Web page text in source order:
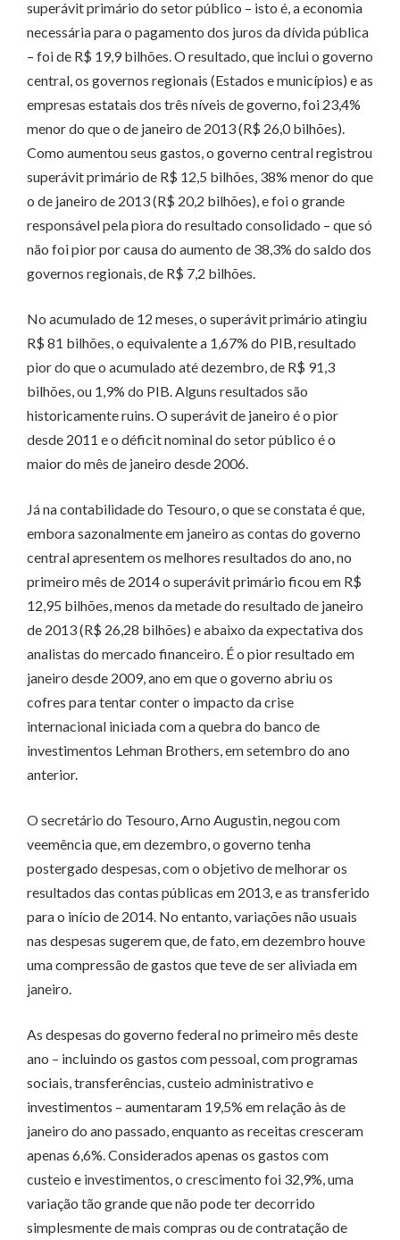
superávit primário do setor público – isto é, a economia
necessária para o pagamento dos juros da dívida pública
– foi de R$ 19,9 bilhões. O resultado, que inclui o governo
central, os governos regionais (Estados e municípios) e as
empresas estatais dos três níveis de governo, foi 23,4%
menor do que o de janeiro de 2013 (R$ 26,0 bilhões).
Como aumentou seus gastos, o governo central registrou
superávit primário de R$ 12,5 bilhões, 38% menor do que
o de janeiro de 2013 (R$ 20,2 bilhões), e foi o grande
responsável pela piora do resultado consolidado – que só
não foi pior por causa do aumento de 38,3% do saldo dos
governos regionais, de R$ 7,2 bilhões.
No acumulado de 12 meses, o superávit primário atingiu
R$ 81 bilhões, o equivalente a 1,67% do PIB, resultado
pior do que o acumulado até dezembro, de R$ 91,3
bilhões, ou 1,9% do PIB. Alguns resultados são
historicamente ruins. O superávit de janeiro é o pior
desde 2011 e o déficit nominal do setor público é o
maior do mês de janeiro desde 2006.
Já na contabilidade do Tesouro, o que se constata é que,
embora sazonalmente em janeiro as contas do governo
central apresentem os melhores resultados do ano, no
primeiro mês de 2014 o superávit primário ficou em R$
12,95 bilhões, menos da metade do resultado de janeiro
de 2013 (R$ 26,28 bilhões) e abaixo da expectativa dos
analistas do mercado financeiro. É o pior resultado em
janeiro desde 2009, ano em que o governo abriu os
cofres para tentar conter o impacto da crise
internacional iniciada com a quebra do banco de
investimentos Lehman Brothers, em setembro do ano
anterior.
O secretário do Tesouro, Arno Augustin, negou com
veemência que, em dezembro, o governo tenha
postergado despesas, com o objetivo de melhorar os
resultados das contas públicas em 2013, e as transferido
para o início de 2014. No entanto, variações não usuais
nas despesas sugerem que, de fato, em dezembro houve
uma compressão de gastos que teve de ser aliviada em
janeiro.
As despesas do governo federal no primeiro mês deste
ano – incluindo os gastos com pessoal, com programas
sociais, transferências, custeio administrativo e
investimentos – aumentaram 19,5% em relação às de
janeiro do ano passado, enquanto as receitas cresceram
apenas 6,6%. Considerados apenas os gastos com
custeio e investimentos, o crescimento foi 32,9%, uma
variação tão grande que não pode ter decorrido
simplesmente de mais compras ou de contratação de